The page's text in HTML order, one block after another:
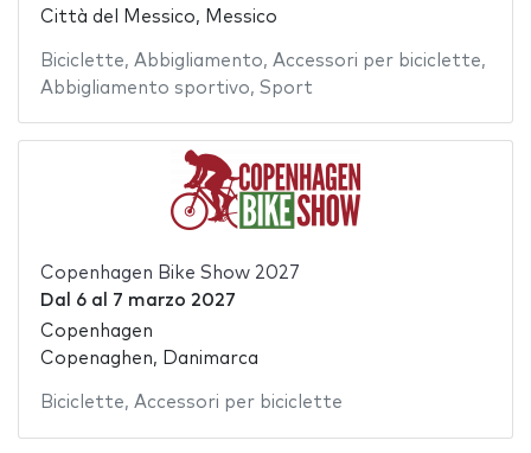
Città del Messico, Messico
Biciclette, Abbigliamento, Accessori per biciclette,
Abbigliamento sportivo, Sport
Copenhagen Bike Show 2027
Dal 6al 7 marzo 2027
Copenhagen
Copenaghen, Danimarca
Biciclette, Accessori per biciclette